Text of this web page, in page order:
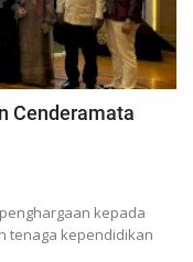
Cenderamata
kepada
tenaga kependidikan